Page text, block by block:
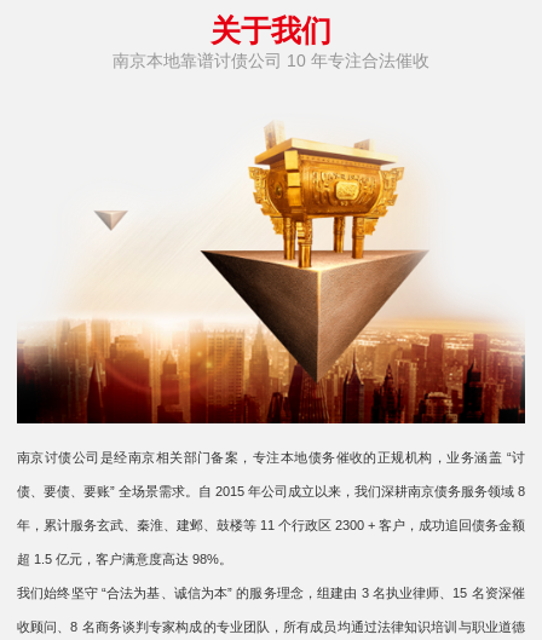
关于我们
南京本地靠谱讨债公司 10 年专注合法催收
南京讨债公司是经南京相关部门备案，专注本地债务催收的正规机构，业务涵盖 “讨
债、要债、要账” 全场景需求。自 2015 年公司成立以来，我们深耕南京债务服务领域 8
年，累计服务玄武、秦淮、建邺、鼓楼等 11 个行政区 2300 + 客户，成功追回债务金额
超 1.5 亿元，客户满意度高达 98%。​
我们始终坚守 “合法为基、诚信为本” 的服务理念，组建由 3 名执业律师、15 名资深催
收顾问、8 名商务谈判专家构成的专业团队，所有成员均通过法律知识培训与职业道德